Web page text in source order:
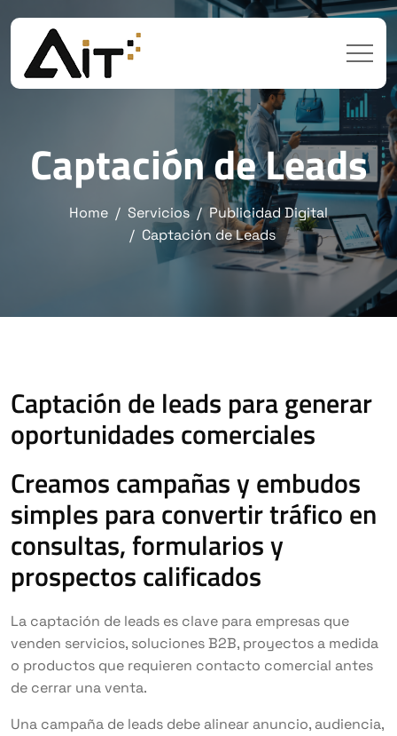
Captación de Leads
Home Servicios
Publicidad Digital
Captación de Leads
Captación de leads para generar
oportunidades comerciales
Creamos campañas y embudos
simples para convertir tráfico en
consultas, formularios y
prospectos calificados
La captación de leads es clave para empresas que
venden servicios, soluciones B2B, proyectos a medida
o productos que requieren contacto comercial antes
de cerrar una venta.
Una campaña de leads debe alinear anuncio, audiencia,